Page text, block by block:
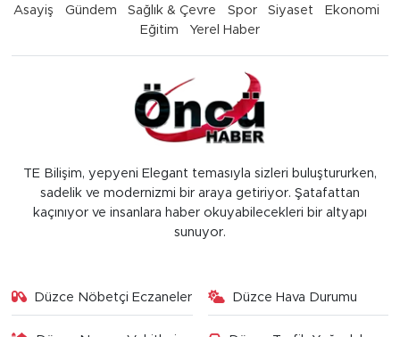
Asayiş Gündem Sağlık & Çevre Spor Siyaset
Ekonomi
Eğitim
Yerel Haber
TE Bilişim, yepyeni Elegant temasıyla sizleri buluştururken,
sadelik ve modernizmi bir araya getiriyor. Şatafattan
kaçınıyor ve insanlara haber okuyabilecekleri bir altyapı
sunuyor.
Düzce Nöbetçi Eczaneler Düzce Hava Durumu